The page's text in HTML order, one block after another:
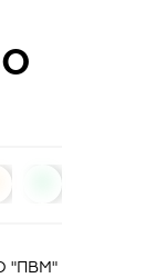
"ПВМ"